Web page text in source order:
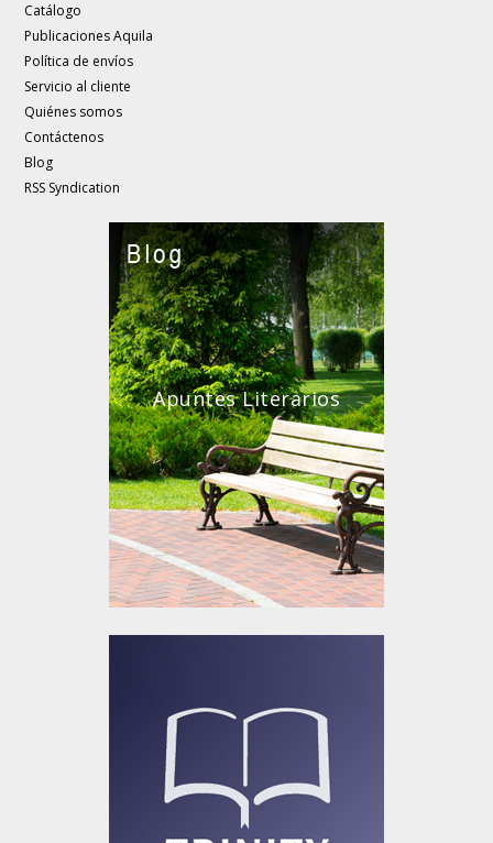
Catálogo
Publicaciones Aquila
Política de envíos
Servicio al cliente
Quiénes somos
Contáctenos
Blog
RSS Syndication
Apuntes Literarios